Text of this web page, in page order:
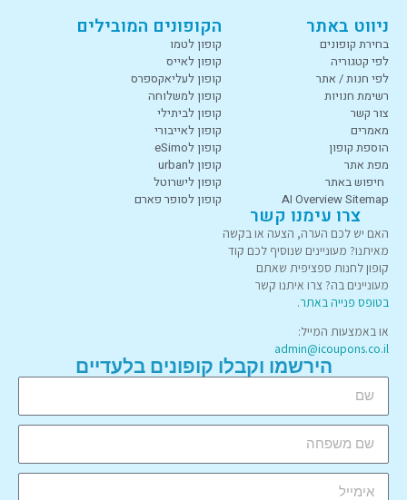
ניווט באתר
בחירת קופונים
לפי קטגוריה
לפי חנות / אתר
רשימת חנויות
צור קשר
מאמרים
הוספת קופון
מפת אתר
חיפוש באתר
AI Overview Sitemap
הקופונים המובילים
קופון לטמו
קופון לאייס
קופון לעליאקספרס
קופון למשלוחה
קופון לביתילי
קופון לאייבורי
קופון לeSimo
קופון לurban
קופון לישרוטל
קופון לסופר פארם
צרו עימנו קשר
האם יש לכם הערה, הצעה או בקשה
מאיתנו? מעוניינים שנוסיף לכם קוד
קופון לחנות ספציפית שאתם
מעוניינים בה? צרו איתנו קשר
בטופס פנייה באתר.
או באמצעות המייל:
admin@icoupons.co.il
הירשמו וקבלו קופונים בלעדיים